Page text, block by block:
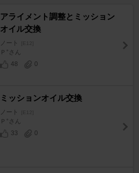
アライメント調整とミッション
オイル交換
ノート [E12]
Ｐ°さん
48
0
ミッションオイル交換
ノート [E12]
Ｐ°さん
33
0